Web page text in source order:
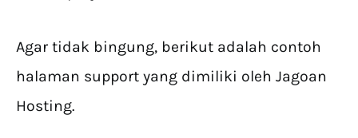
Agar tidak bingung, berikut adalah contoh
halaman support yang dimiliki oleh Jagoan
Hosting.